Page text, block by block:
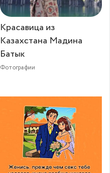
Красавица из
Казахстана Мадина
Батык
Фотографии